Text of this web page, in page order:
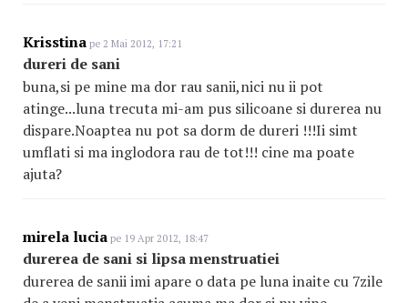
Krisstina pe 2 Mai 2012, 17:21
dureri de sani
buna,si pe mine ma dor rau sanii,nici nu ii pot
atinge...luna trecuta mi-am pus silicoane si durerea nu
dispare.Noaptea nu pot sa dorm de dureri !!!Ii simt
umflati si ma inglodora rau de tot!!! cine ma poate
ajuta?
mirela lucia pe 19 Apr 2012, 18:47
durerea de sani si lipsa menstruatiei
durerea de sanii imi apare o data pe luna inaite cu 7zile